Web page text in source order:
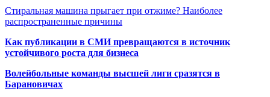
Стиральная машина прыгает при отжиме? Наиболее
распространенные причины
Как публикации в СМИ превращаются в источник
устойчивого роста для бизнеса
Волейбольные команды высшей лиги сразятся в
Барановичах